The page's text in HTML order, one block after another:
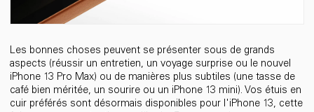
Les bonnes choses peuvent se présenter sous de grands
aspects (réussir un entretien, un voyage surprise ou le nouvel
iPhone 13 Pro Max) ou de manières plus subtiles (une tasse de
café bien méritée, un sourire ou un iPhone 13 mini). Vos étuis en
cuir préférés sont désormais disponibles pour l'iPhone 13, cette